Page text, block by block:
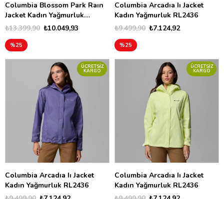
Columbia Blossom Park Raın
Jacket Kadın Yağmurluk
WL8068
₺10.049,93
₺13.399,90
%25
Columbia Arcadıa Iı Jacket
Kadın Yağmurluk RL2436
₺7.124,92
₺9.499,90
%25
Columbia Arcadıa Iı Jacket
Kadın Yağmurluk RL2436
ÜCRETSIZ
KARGO
Columbia Arcadıa Iı Jacket
Kadın Yağmurluk RL2436
ÜCRETSIZ
KARGO